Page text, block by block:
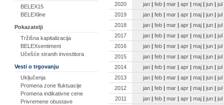
BELEX15
BELEXline
Pokazatelji
Tržišna kapitalizacija
BELEXsentiment
Učešće stranih investitora
Vesti o trgovanju
Uključenja
Promena zone fluktuacije
Promena indikativne cene
Privremene obustave
2020
jan | feb | mar | apr | maj | jun | jul
2019
jan | feb | mar | apr | maj | jun | jul
2018
jan | feb | mar | apr | maj | jun | jul
2017
jan | feb | mar | apr | maj | jun | jul
2016
jan | feb | mar | apr | maj | jun | jul
2015
jan | feb | mar | apr | maj | jun | jul
2014
jan | feb | mar | apr | maj | jun | jul
2013
jan | feb | mar | apr | maj | jun | jul
2012
jan | feb | mar | apr | maj | jun | jul
2011
jan | feb | mar | apr | maj | jun | jul